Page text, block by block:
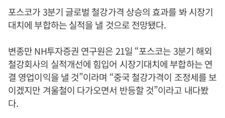
포스코가 3분기 글로벌 철강가격 상승의 효과를 봐 시장기
대치에 부합하는 실적을 낼 것으로 전망됐다.
변종만 NH투자증권 연구원은 21일 “포스코는 3분기 해외
철강회사의 실적개선에 힘입어 시장기대치에 부합하는 연
결 영업이익을 낼 것”이라며 “중국 철강가격이 조정세를 보
이겠지만 겨울철이 다가오면서 반등할 것”이라고 내다봤
다.